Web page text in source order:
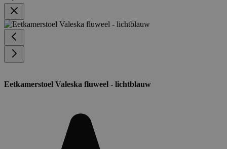
Eetkamerstoel Valeska fluweel - lichtblauw